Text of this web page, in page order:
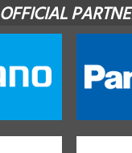
OFFICIAL